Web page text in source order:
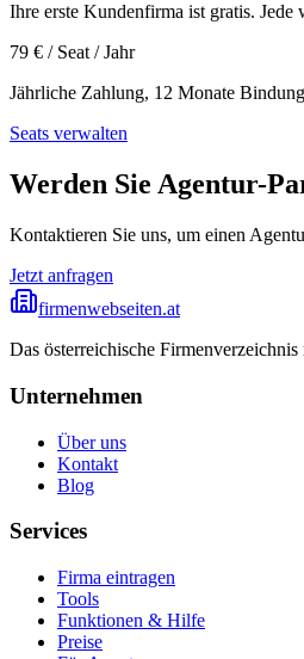
Ihre erste Kundenfirma ist gratis. Jede
79 € / Seat / Jahr
Jährliche Zahlung, 12 Monate
Seats verwalten
Werden Sie Agentur-
Kontaktieren Sie uns, um einen
Jetzt anfragen
firmenwebseiten.at
Das österreichische
Unternehmen
Über uns
Kontakt
Blog
Services
Firma eintragen
Tools
Funktionen & Hilfe
Preise